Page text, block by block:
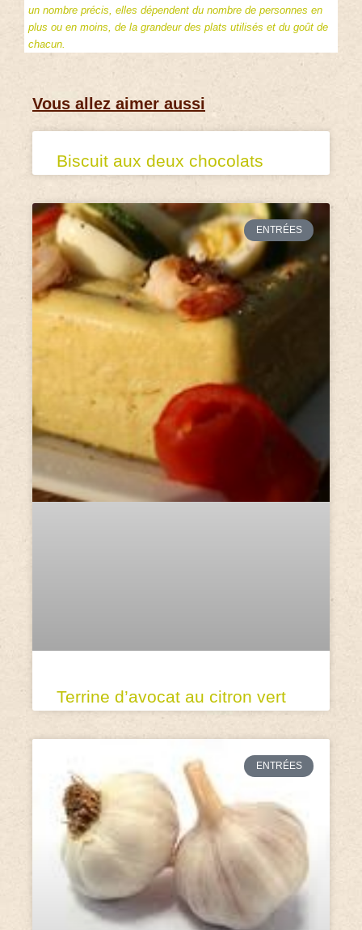
un nombre précis, elles dépendent du nombre de personnes en
plus ou en moins, de la grandeur des plats utilisés et du goût de
chacun.
Vous allez aimer aussi
Biscuit aux deux chocolats
ENTRÉES
Terrine d’avocat au citron vert
ENTRÉES